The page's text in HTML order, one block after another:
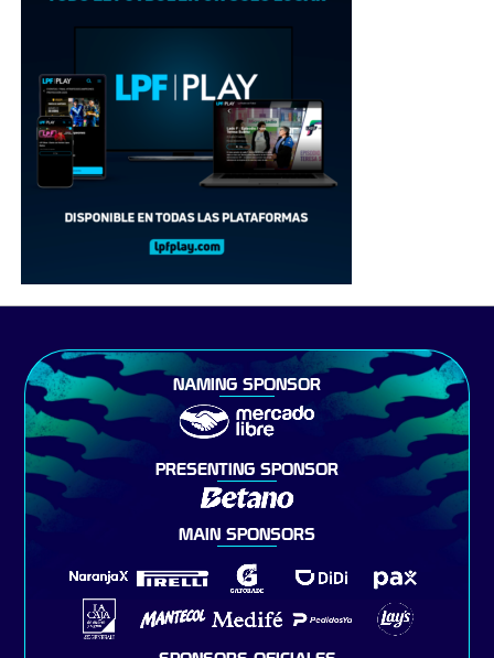
NAMING SPONSOR
PRESENTING SPONSOR
MAIN SPONSORS